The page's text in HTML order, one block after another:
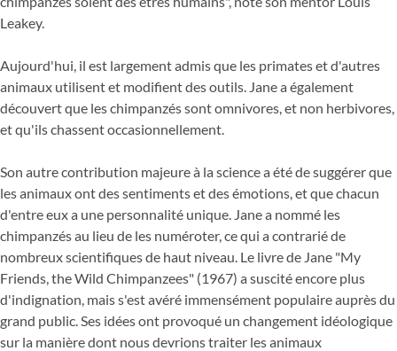
Leakey.
Aujourd'hui, il est largement admis que les primates et d'autres
animaux utilisent et modifient des outils. Jane a également
découvert que les chimpanzés sont omnivores, et non herbivores,
et qu'ils chassent occasionnellement.
Son autre contribution majeure à la science a été de suggérer que
les animaux ont des sentiments et des émotions, et que chacun
d'entre eux a une personnalité unique. Jane a nommé les
chimpanzés au lieu de les numéroter, ce qui a contrarié de
nombreux scientifiques de haut niveau. Le livre de Jane "My
Friends, the Wild Chimpanzees" (1967) a suscité encore plus
d'indignation, mais s'est avéré immensément populaire auprès du
grand public. Ses idées ont provoqué un changement idéologique
sur la manière dont nous devrions traiter les animaux